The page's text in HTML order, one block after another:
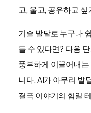
고, 울고, 공유하고 싶
기술 발달로 누구나
들 수 있다면? 다음
풍부하게 이끌어내
니다. AI가 아무리 발
결국 이야기의 힘일